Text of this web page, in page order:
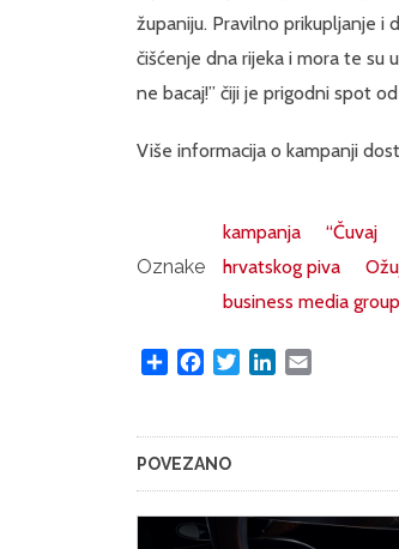
županiju. Pravilno prikupljanje i
čišćenje dna rijeka i mora te su
ne bacaj!” čiji je prigodni spot
Više informacija o kampanji
Oznake
kampanja “Čuvaj
hrvatskog piva
business media group
Share FacebookTwitterLinkedIn
POVEZANO